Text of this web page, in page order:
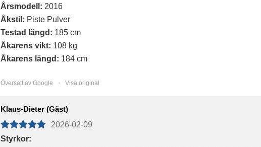
Årsmodell: 2016
Åkstil: Piste Pulver
Testad längd: 185 cm
Åkarens vikt: 108 kg
Åkarens längd: 184 cm
Översatt av Google ・ Visa original
Klaus-Dieter (Gäst)
2026-02-09
Styrkor: